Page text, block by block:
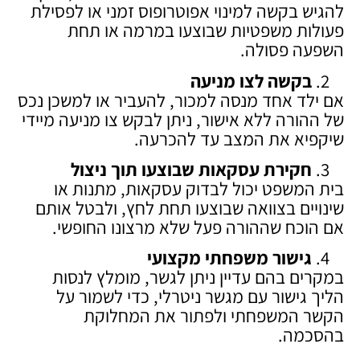
להגיש בקשה למינוי אפוטרופוס זמני או לפסילת
פעולות משפטיות שבוצעו במרמה או תחת
השפעה פסולה.
בקשה לצו מניעה
אם ילד אחד מנסה למכור, להעביר או למשכן נכס
של ההורה ללא אישור, ניתן לבקש צו מניעה מיידי
שיקפיא את המצב עד להכרעה.
חקירת עסקאות שבוצעו תוך ניצול
בית המשפט יכול לבדוק עסקאות, מתנות או
שינויים בצוואה שבוצעו תחת לחץ, ולבטל אותם
אם הוכח שההורה פעל שלא מרצונו החופשי.
גישור משפחתי מקצועי
במקרים בהם עדיין ניתן לגשר, מומלץ לנסות
הליך גישור עם מגשר ניטרלי, כדי לשמור על
הקשר המשפחתי ולפתור את המחלוקת
בהסכמה.